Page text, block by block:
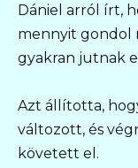
Dániel arról írt,
mennyit gondol
gyakran jutnak
Azt állította,
változott, és
követett el.